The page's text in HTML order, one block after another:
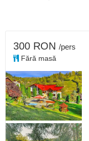
300 RON /pers
Fără masă